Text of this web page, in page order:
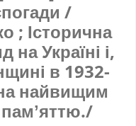
/
; Історична
на Україні і,
в 1932-
найвищим